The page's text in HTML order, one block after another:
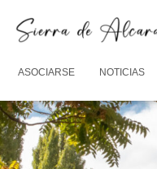
ASOCIARSE NOTICIAS